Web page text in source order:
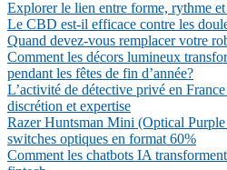
Explorer le lien entre forme, rythme
Le CBD est-il efficace contre les
Quand devez-vous remplacer votre
Comment les décors lumineux
pendant les fêtes de fin d’année?
L’activité de détective privé en
discrétion et expertise
Razer Huntsman Mini (Optical
switches optiques en format 60%
Comment les chatbots IA